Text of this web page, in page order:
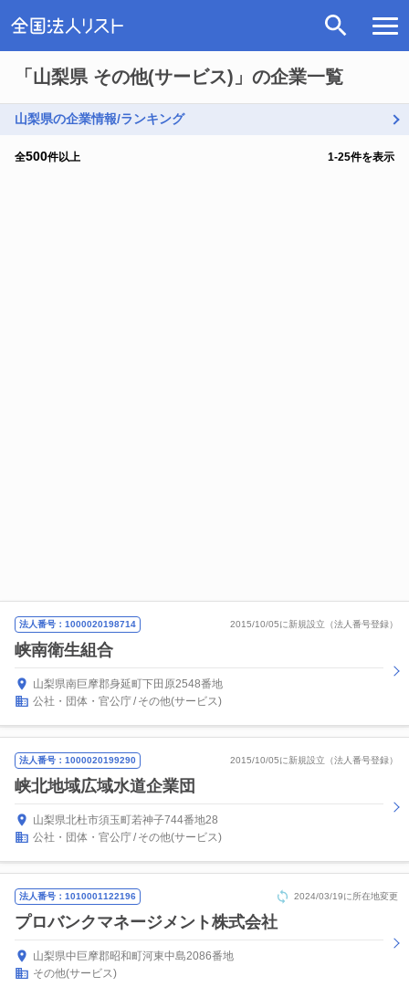
「山梨県 その他(サービス)」の企業一覧
山梨県の企業情報/ランキング
全500件以上 1-25件を表示
法人番号：1000020198714 2015/10/05に新規設立（法人番号登録）
峡南衛生組合
山梨県南巨摩郡身延町下田原2548番地
公社・団体・官公庁 その他(サービス)
法人番号：1000020199290 2015/10/05に新規設立（法人番号登録）
峡北地域広域水道企業団
山梨県北杜市須玉町若神子744番地28
公社・団体・官公庁 その他(サービス)
法人番号：1010001122196 2024/03/19に所在地変更
プロバンクマネージメント株式会社
山梨県中巨摩郡昭和町河東中島2086番地
その他(サービス)